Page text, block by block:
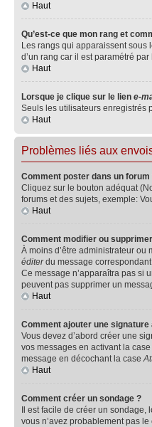
Haut
Qu’est-ce que mon rang et
Les rangs qui apparaissent sous
d’un rang car il est paramétré
Haut
Lorsque je clique sur le lien e-
Seuls les utilisateurs enregistrés
Haut
Problèmes liés aux
Comment poster dans un forum
Cliquez sur le bouton adéquat
forums et des sujets, exemple:
Haut
Comment modifier ou
À moins d’être administrateur
éditerdu message
Ce message n’apparaîtra pas si
peuvent pas supprimer un
Haut
Comment ajouter une
Vous devez d’abord créer une
vos messages en activant la
message en décochant la case
Haut
Comment créer un sondage ?
Il est facile de créer un
vous n’avez probablement pas